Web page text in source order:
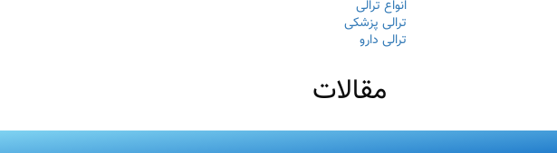
انواع ترالی
ترالی پزشکی
ترالی دارو
مقالات